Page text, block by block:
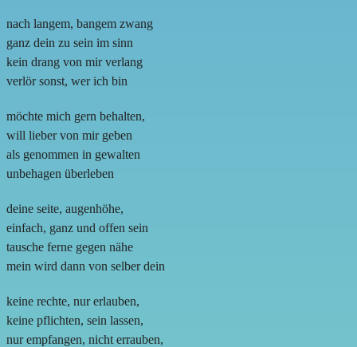
nach langem, bangem zwang
ganz dein zu sein im sinn
kein drang von mir verlang
verlör sonst, wer ich bin
möchte mich gern behalten,
will lieber von mir geben
als genommen in gewalten
unbehagen überleben
deine seite, augenhöhe,
einfach, ganz und offen sein
tausche ferne gegen nähe
mein wird dann von selber dein
keine rechte, nur erlauben,
keine pflichten, sein lassen,
nur empfangen, nicht errauben,